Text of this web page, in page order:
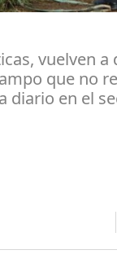
vuelven a
que no
diario en el